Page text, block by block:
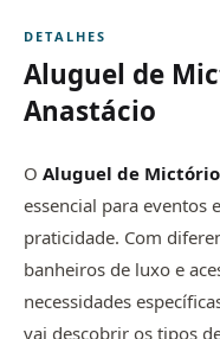
DETALHES
Aluguel de
Anastácio
O Aluguel de
essencial para eventos
praticidade. Com
banheiros de luxo e
necessidades
vai descobrir os tipos